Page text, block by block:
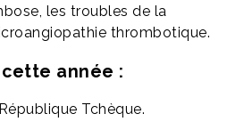
les troubles de la
thrombotique.
année :
Tchèque.